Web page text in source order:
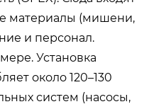
материалы (мишени,
и персонал.
Установка
около 120–130
систем (насосы,